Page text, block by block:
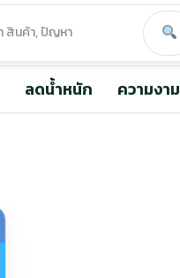
ลดน้ำหนัก ความงาม